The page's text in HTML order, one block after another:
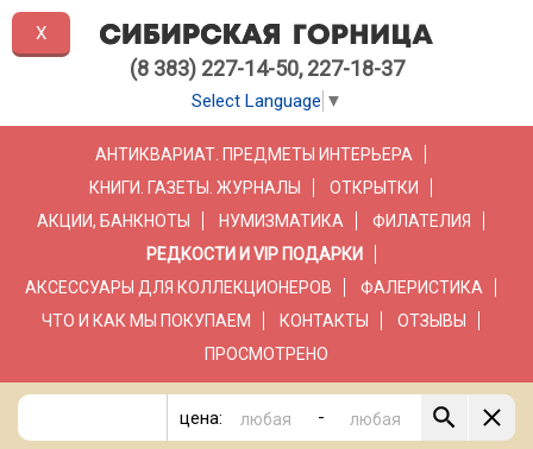
(8 383) 227-14-50, 227-18-37
Select Language ▼
АНТИКВАРИАТ. ПРЕДМЕТЫ ИНТЕРЬЕРА
КНИГИ. ГАЗЕТЫ. ЖУРНАЛЫ
ОТКРЫТКИ
АКЦИИ, БАНКНОТЫ
НУМИЗМАТИКА
ФИЛАТЕЛИЯ
РЕДКОСТИ И VIP ПОДАРКИ
АКСЕССУАРЫ ДЛЯ КОЛЛЕКЦИОНЕРОВ
ФАЛЕРИСТИКА
ЧТО И КАК МЫ ПОКУПАЕМ
КОНТАКТЫ
ОТЗЫВЫ
ПРОСМОТРЕНО
цена: -
X